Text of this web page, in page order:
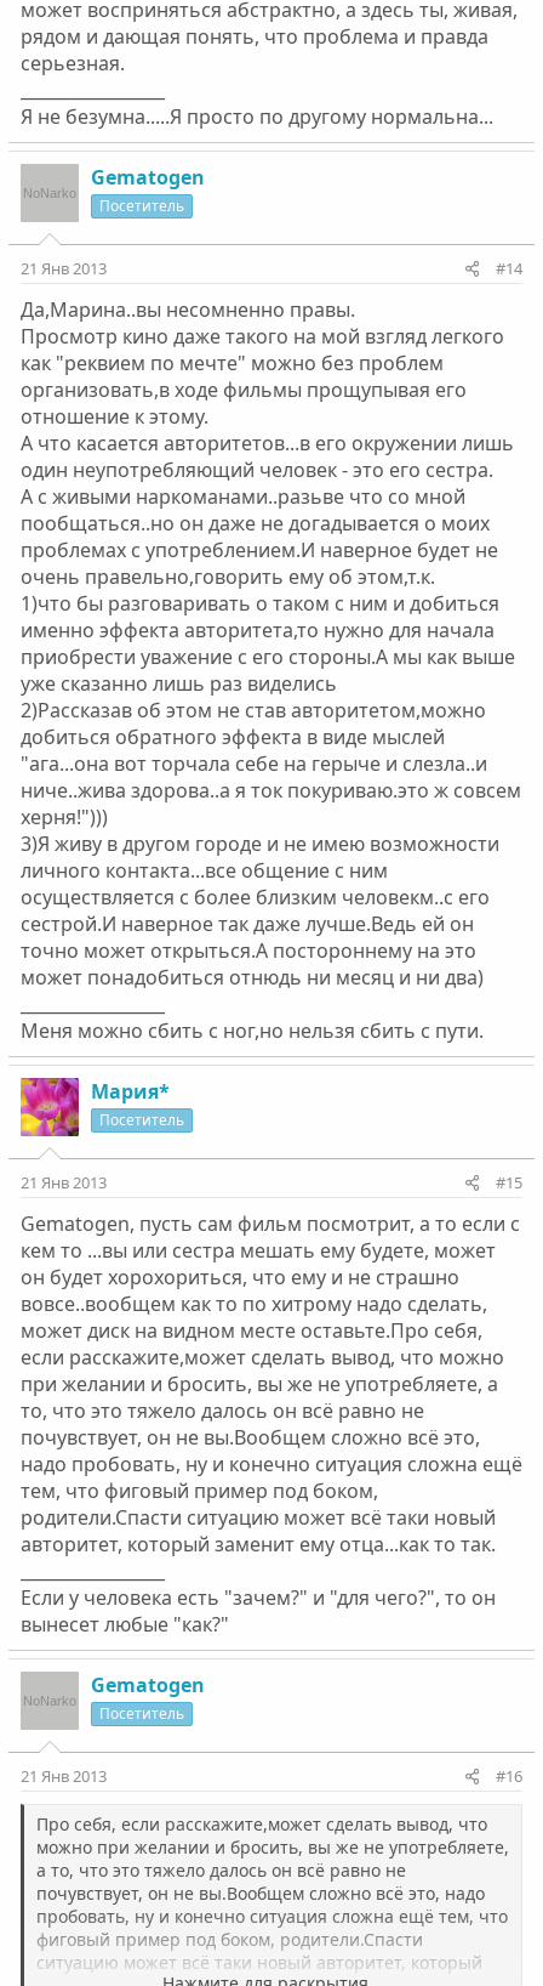
может восприняться абстрактно, а здесь ты, живая,
рядом и дающая понять, что проблема и правда
серьезная.
Я не безумна.....Я просто по другому нормальна...
Gematogen
Посетитель
21 Янв 2013 #14
Да,Марина..вы несомненно правы.
Просмотр кино даже такого на мой взгляд легкого
как "реквием по мечте" можно без проблем
организовать,в ходе фильмы прощупывая его
отношение к этому.
А что касается авторитетов...в его окружении лишь
один неупотребляющий человек - это его сестра.
А с живыми наркоманами..разьве что со мной
пообщаться..но он даже не догадывается о моих
проблемах с употреблением.И наверное будет не
очень правельно,говорить ему об этом,т.к.
1)что бы разговаривать о таком с ним и добиться
именно эффекта авторитета,то нужно для начала
приобрести уважение с его стороны.А мы как выше
уже сказанно лишь раз виделись
2)Рассказав об этом не став авторитетом,можно
добиться обратного эффекта в виде мыслей
"ага...она вот торчала себе на герыче и слезла..и
ниче..жива здорова..а я ток покуриваю.это ж совсем
херня!")))
3)Я живу в другом городе и не имею возможности
личного контакта...все общение с ним
осуществляется с более близким человекм..с его
сестрой.И наверное так даже лучше.Ведь ей он
точно может открыться.А постороннему на это
может понадобиться отнюдь ни месяц и ни два)
Меня можно сбить с ног,но нельзя сбить с пути.
Мария*
Посетитель
21 Янв 2013 #15
Gematogen, пусть сам фильм посмотрит, а то если с
кем то ...вы или сестра мешать ему будете, может
он будет хорохориться, что ему и не страшно
вовсе..вообщем как то по хитрому надо сделать,
может диск на видном месте оставьте.Про себя,
если расскажите,может сделать вывод, что можно
при желании и бросить, вы же не употребляете, а
то, что это тяжело далось он всё равно не
почувствует, он не вы.Вообщем сложно всё это,
надо пробовать, ну и конечно ситуация сложна ещё
тем, что фиговый пример под боком,
родители.Спасти ситуацию может всё таки новый
авторитет, который заменит ему отца...как то так.
Если у человека есть "зачем?" и "для чего?", то он
вынесет любые "как?"
Gematogen
Посетитель
21 Янв 2013 #16
Про себя, если расскажите,может сделать вывод, что
можно при желании и бросить, вы же не употребляете,
а то, что это тяжело далось он всё равно не
почувствует, он не вы.Вообщем сложно всё это, надо
пробовать, ну и конечно ситуация сложна ещё тем, что
фиговый пример под боком, родители.Спасти
ситуацию может всё таки новый авторитет, который